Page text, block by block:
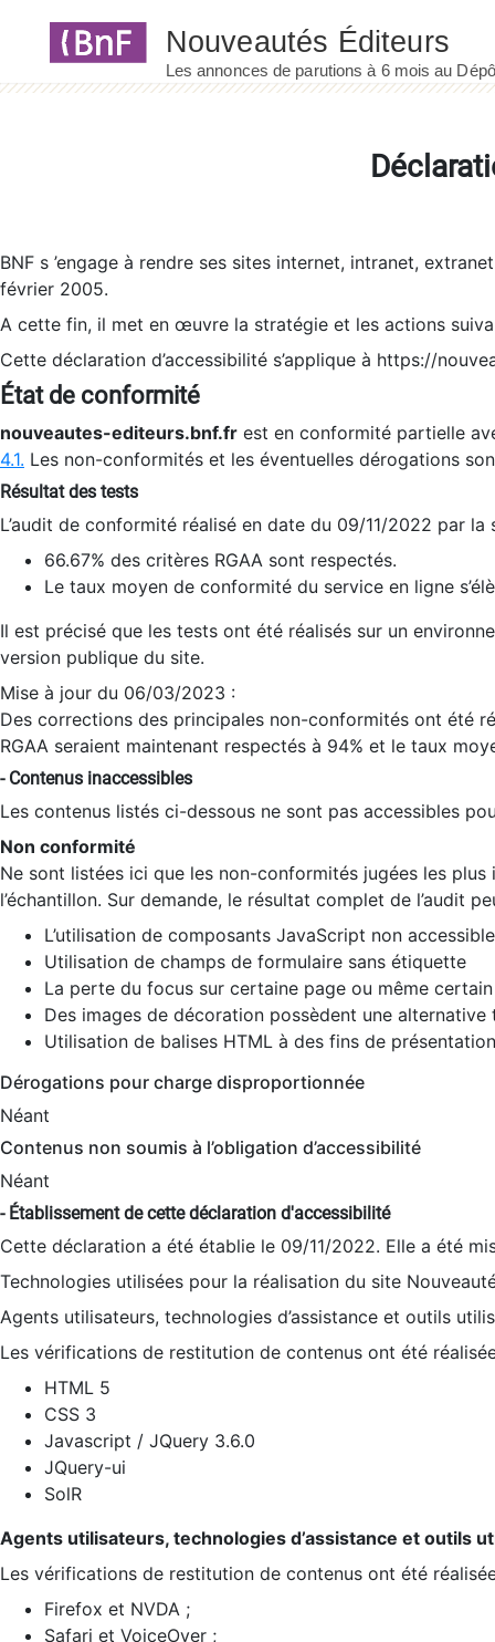
BNF s ’engage à rendre ses sites internet, intranet,
février 2005.
A cette fin, il met en œuvre la stratégie et les actions
Cette déclaration d’accessibilité s’applique à https://
État de conformité
nouveautes-editeurs.bnf.fr est en conformité partielle
4.1. Les non-conformités et les éventuelles dérogations
Résultat des tests
L’audit de conformité réalisé en date du 09/11/2022 par
66.67% des critères RGAA sont respectés.
Le taux moyen de conformité du service en ligne
Il est précisé que les tests ont été réalisés sur un
version publique du site.
Mise à jour du 06/03/2023 :
Des corrections des principales non-conformités ont été
RGAA seraient maintenant respectés à 94% et le taux
- Contenus inaccessibles
Les contenus listés ci-dessous ne sont pas accessibles
Non conformité
Ne sont listées ici que les non-conformités jugées les
l’échantillon. Sur demande, le résultat complet de l’audit
L’utilisation de composants JavaScript non
Utilisation de champs de formulaire sans étiquette
La perte du focus sur certaine page ou même
Des images de décoration possèdent une alternative
Utilisation de balises HTML à des fins de
Dérogations pour charge disproportionnée
Néant
Contenus non soumis à l’obligation d’accessibilité
Néant
- Établissement de cette déclaration d'accessibilité
Cette déclaration a été établie le 09/11/2022. Elle a été
Technologies utilisées pour la réalisation du site
Agents utilisateurs, technologies d’assistance et outils
Les vérifications de restitution de contenus ont été
HTML 5
CSS 3
Javascript / JQuery 3.6.0
JQuery-ui
SolR
Agents utilisateurs, technologies d’assistance et outils
Les vérifications de restitution de contenus ont été
Firefox et NVDA ;
Safari et VoiceOver ;